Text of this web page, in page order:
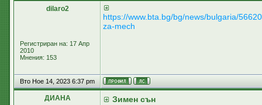
dilaro2
Регистриран на: 17 Апр
2010
Мнения: 153
https://www.bta.bg/bg/news/bulgaria/
za-mech
Вто Ное 14, 2023 6:37 pm
ДИАНА
Зимен сън